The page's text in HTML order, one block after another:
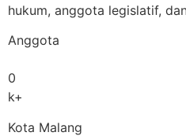
hukum, anggota legislatif,
Anggota
0
k+
Kota Malang